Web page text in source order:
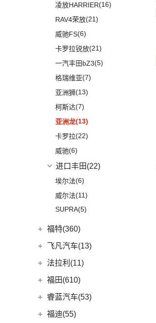
大众R(1)
高尔夫R
安徽大众(1)
大众ID.UNYX 与众
凌放HARRIER(16)
RAV4荣放(21)
威驰FS(6)
卡罗拉锐放(21)
一汽丰田bZ3(5)
格瑞维亚(7)
亚洲狮(13)
柯斯达(7)
亚洲龙(13)
卡罗拉(22)
威驰(6)
进口丰田(22)
埃尔法(6)
威尔法(11)
SUPRA(5)
福特(360)
长安福特(86)
福特电马(5)
(24)
锐际(12)
飞凡汽车(13)
上汽集团
飞凡ER6
飞凡MARVEL R
法拉利(11)
法拉利(11)
法拉利F8(2)
法拉利812
福田(610)
福田汽车(610)
福田G5
睿蓝汽车(53)
睿蓝汽车
福迪(55)